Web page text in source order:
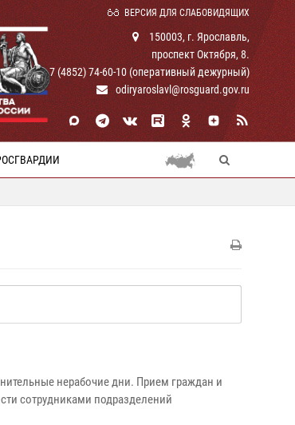
ВЕРСИЯ ДЛЯ СЛАБОВИДЯЩИХ
150003, г. Ярославль,
проспект Октября, 8.
+ 7 (4852) 74-60-10 (оперативный дежурный)
odiryaroslavl@rosguard.gov.ru
нерабочие дни. Прием граждан и
сотрудниками подразделений